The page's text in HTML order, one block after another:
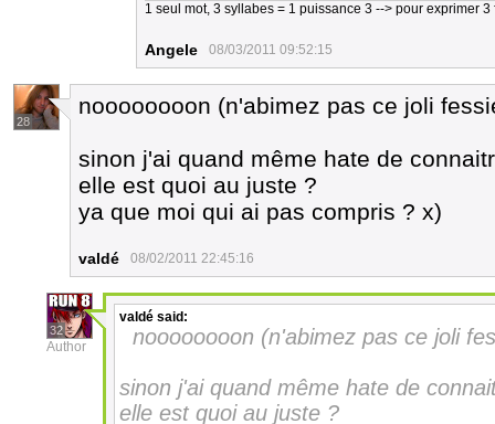
1 seul mot, 3 syllabes = 1 puissance 3 --> pour exprimer
Angele 08/03/2011 09:52:15
28
noooooooon (n'abimez pas ce joli
sinon j'ai quand même hate de
elle est quoi au juste ?
ya que moi qui ai pas compris ? x)
valdé 08/02/2011 22:45:16
32
Author
valdé said:
noooooooon (n'abimez pas ce joli
sinon j'ai quand même hate de
elle est quoi au juste ?